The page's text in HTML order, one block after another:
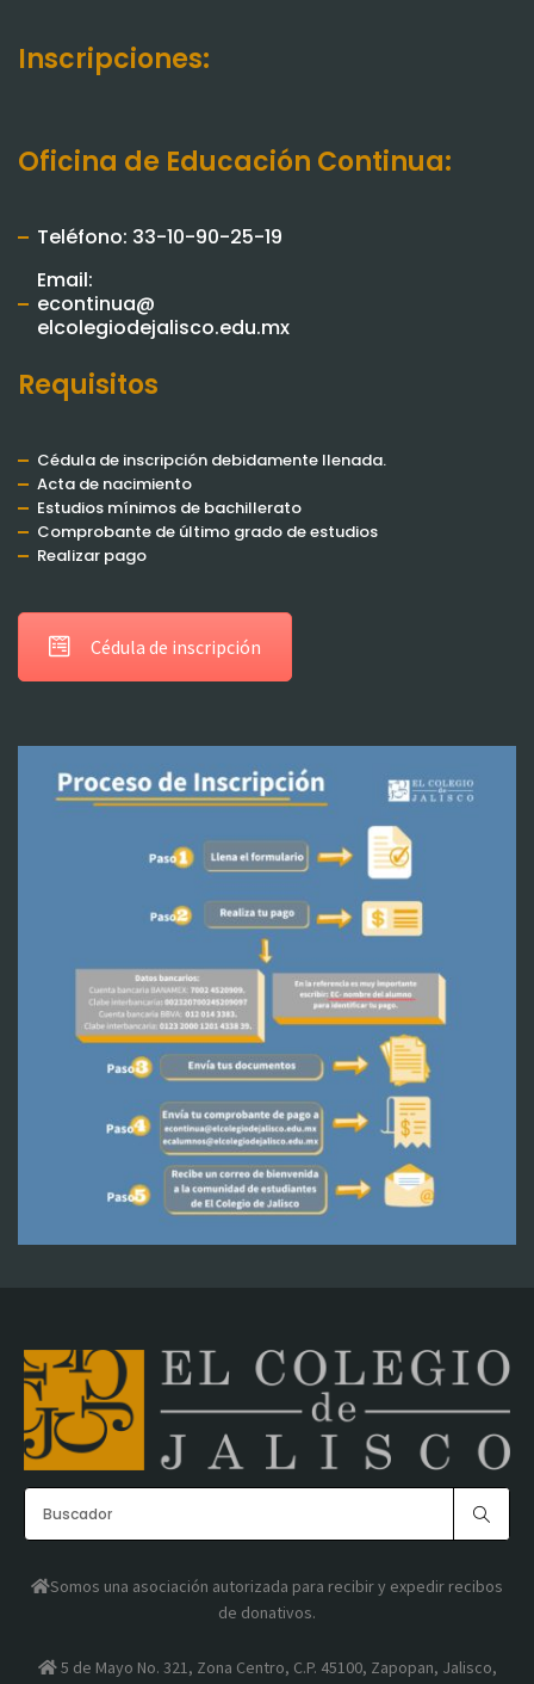
Inscripciones:
Oficina de Educación Continua:
Teléfono: 33-10-90-25-19
Email:
econtinua@
elcolegiodejalisco.edu.mx
Requisitos
Cédula de inscripción debidamente llenada.
Acta de nacimiento
Estudios mínimos de bachillerato
Comprobante de último grado de estudios
Realizar pago
Cédula de inscripción
Somos una asociación autorizada para recibir y expedir recibos
de donativos.
5 de Mayo No. 321, Zona Centro, C.P. 45100, Zapopan, Jalisco,